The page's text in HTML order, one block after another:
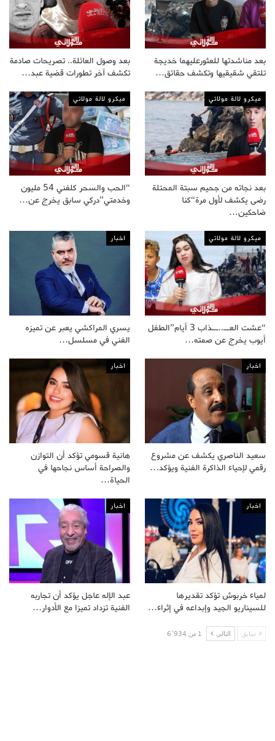
بعد مناشدتها للعثورعليهما خديجة
تلتقي شقيقيها وتكشف حقائق…
بعد وصول العائلة.. تصريحات صادمة
تكشف آخر تطورات قضية عبد…
ميكرو لالة مولاتي
بعد نجاته من جحيم سبتة المحتلة
رضى يكشف لأول مرة“كنا
ضاحكين…
ميكرو لالة مولاتي
“الحب والسحر كلفني 54 مليون
وخدمتي”دركي سابق يخرج عن…
ميكرو لالة مولاتي
“عشت العــ..ــذاب 3 أيام”الطفل
أيوب يخرج عن صمته…
اخبار
يسري المراكشي يعبر عن تميزه
الفني في مسلسل…
اخبار
سعيد الناصري يكشف عن مشروع
رقمي لإحياء الذاكرة الفنية ويؤكد…
اخبار
هانية قسومي تؤكد أن التوازن
والصراحة أساس نجاحها في
الحياة…
اخبار
لمياء خربوش تؤكد تقديرها
للسيناريو الجيد وإبداعه في إثراء…
اخبار
عبد الإله عاجل يؤكد أن تجاربه
الفنية تزداد تميزا مع الأدوار…
سابق التالى 1 من 6٬934